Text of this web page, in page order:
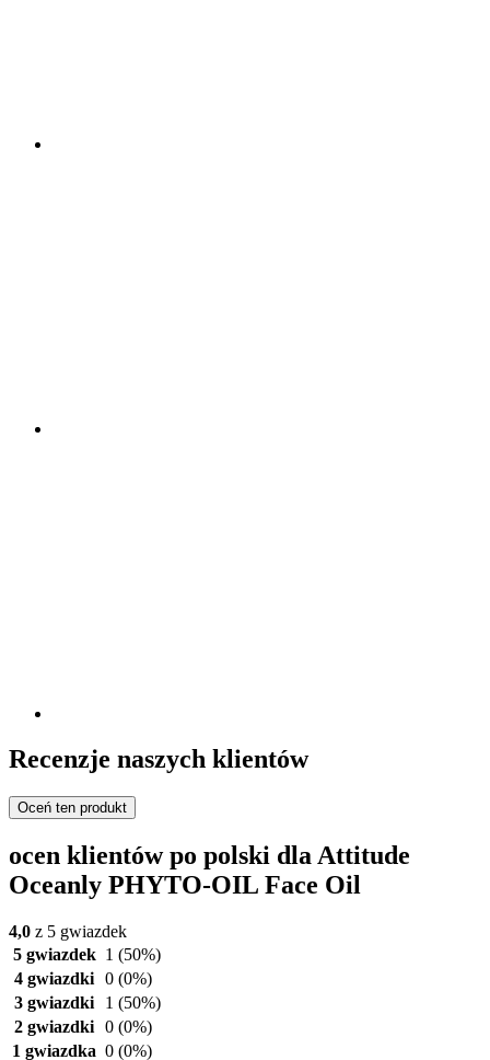
Recenzje naszych klientów
Oceń ten produkt
ocen klientów po polski dla Attitude
Oceanly PHYTO-OIL Face Oil
4,0 z 5 gwiazdek
5 gwiazdek 1 (50%)
4 gwiazdki 0 (0%)
3 gwiazdki
1 (50%)
2 gwiazdki 0 (0%)
1 gwiazdka 0 (0%)